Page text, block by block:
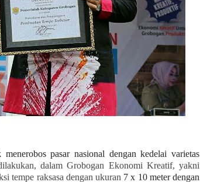
pasar nasional dengan kedelai varietas
dalam Grobogan Ekonomi Kreatif, yakni
tempe raksasa dengan ukuran 7 x 10 meter dengan